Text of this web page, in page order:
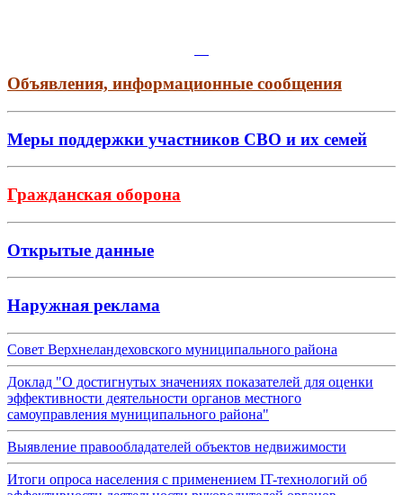
Объявления, информационные сообщения
Меры поддержки участников СВО и их семей
Гражданская оборона
Открытые данные
Наружная реклама
Совет Верхнеландеховского муниципального района
Доклад "О достигнутых значениях показателей для оценки
эффективности деятельности органов местного
самоуправления муниципального района"
Выявление правообладателей объектов недвижимости
Итоги опроса населения с применением IT-технологий об